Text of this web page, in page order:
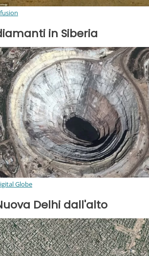
in Siberia
Globe
Delhi dall'alto